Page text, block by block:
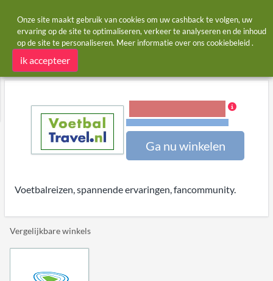
Startpagina Winkels VoetbalTravel.nl
VoetbalTravel.nl cashback en kortingscodes
Ga nu winkelen
Voetbalreizen, spannende ervaringen, fancommunity.
Vergelijkbare winkels
Onze site maakt gebruik van cookies om uw cashback te volgen, uw
ervaring op de site te optimaliseren, verkeer te analyseren en de inhoud
op de site te personaliseren. Meer informatie over ons cookiebeleid.
ik accepteer